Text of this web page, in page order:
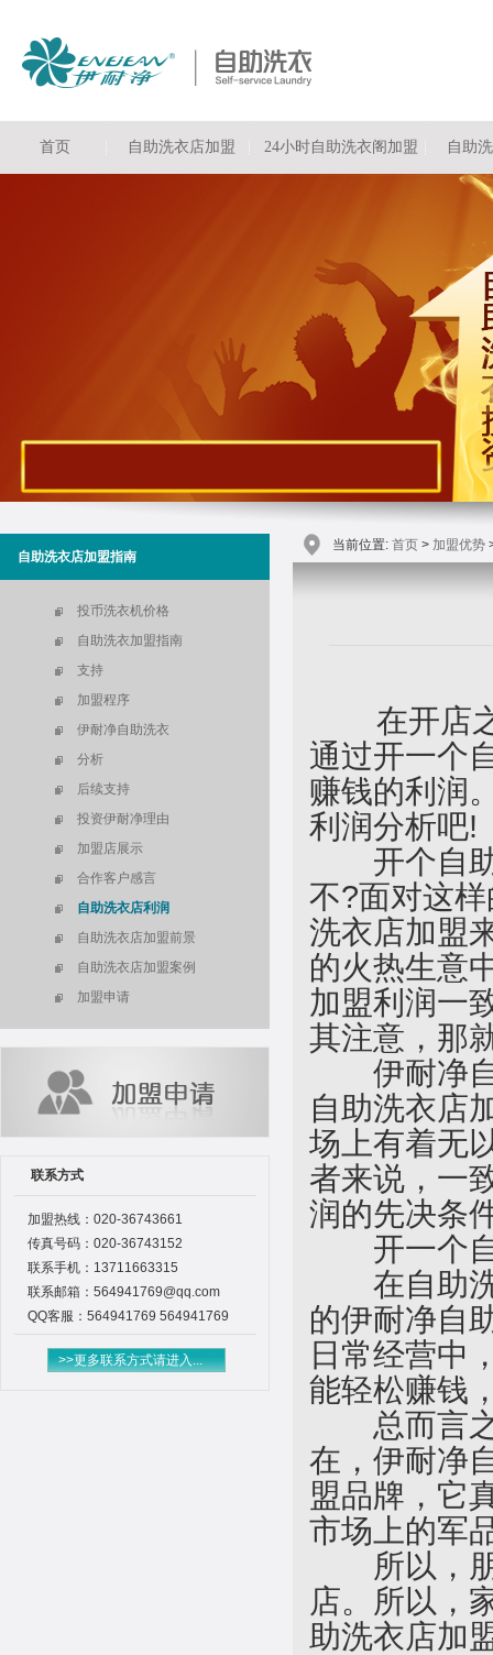
首页 自助洗衣店加盟 24小时自助洗衣阁加盟 自助
自助洗衣店加盟指南
投币洗衣机价格
自助洗衣加盟指南
支持
加盟程序
伊耐净自助洗衣
分析
后续支持
投资伊耐净理由
加盟店展示
合作客户感言
自助洗衣店利润
自助洗衣店加盟前景
自助洗衣店加盟案例
加盟申请
联系方式
加盟热线：020-36743661
传真号码：020-36743152
联系手机：13711663315
联系邮箱：564941769@qq.com
QQ客服：564941769 564941769
>>更多联系方式请进入...
当前位置: 首页 > 加盟优势
在开店之
通过开一个
赚钱的利润
利润分析吧!
开个自助
不?面对这
洗衣店加盟
的火热生意
加盟利润一
其注意，那
伊耐净自
自助洗衣店
场上有着无
者来说，一
润的先决条
开一个自
在自助洗
的伊耐净自
日常经营中
能轻松赚钱
总而言之
在，伊耐净
盟品牌，它
市场上的军
所以，朋
店。所以，
助洗衣店加